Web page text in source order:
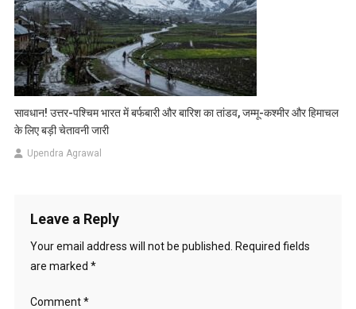
सावधान! उत्तर-पश्चिम भारत में बर्फबारी और बारिश का तांडव, जम्मू-कश्मीर और हिमाचल
के लिए बड़ी चेतावनी जारी
Upendra Agrawal
Leave a Reply
Your email address will not be published.
Required fields
are marked *
Comment*